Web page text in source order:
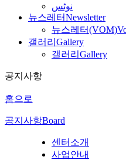
نوٹس
뉴스레터Newsletter
뉴스레터(VOM)
갤러리 Gallery
갤러리 Gallery
공지사항
홈으로
공지사항Board
센터소개
사업안내